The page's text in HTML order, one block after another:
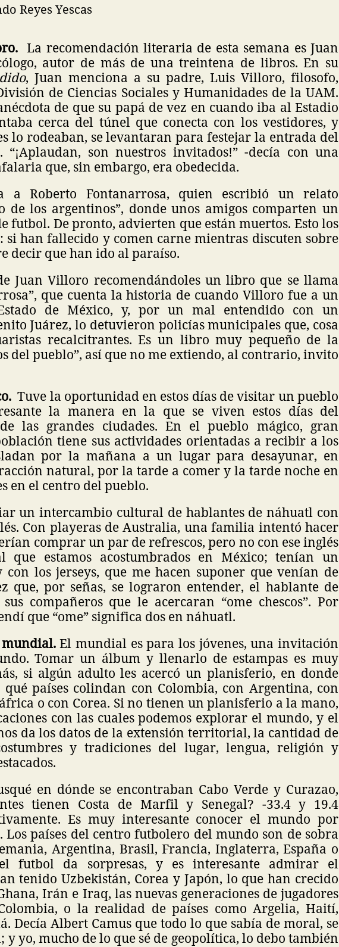
Reyes Yescas
La recomendación literaria de esta semana es Juan
autor de más de una treintena de libros. En su
, Juan menciona a su padre, Luis Villoro, filosofo,
de Ciencias Sociales y Humanidades de la UAM.
de que su papá de vez en cuando iba al Estadio
cerca del túnel que conecta con los vestidores, y
lo rodeaban, se levantaran para festejar la entrada del
“¡Aplaudan, son nuestros invitados!” -decía con una
que, sin embargo, era obedecida.
a Roberto Fontanarrosa, quien escribió un relato
de los argentinos”, donde unos amigos comparten un
futbol. De pronto, advierten que están muertos. Esto los
si han fallecido y comen carne mientras discuten sobre
decir que han ido al paraíso.
Juan Villoro recomendándoles un libro que se llama
que cuenta la historia de cuando Villoro fue a un
de México, y, por un mal entendido con un
Juárez, lo detuvieron policías municipales que, cosa
recalcitrantes. Es un libro muy pequeño de la
del pueblo”, así que no me extiendo, al contrario, invito
Tuve la oportunidad en estos días de visitar un pueblo
la manera en la que se viven estos días del
las grandes ciudades. En el pueblo mágico, gran
tiene sus actividades orientadas a recibir a los
por la mañana a un lugar para desayunar, en
natural, por la tarde a comer y la tarde noche en
en el centro del pueblo.
un intercambio cultural de hablantes de náhuatl con
Con playeras de Australia, una familia intentó hacer
comprar un par de refrescos, pero no con ese inglés
que estamos acostumbrados en México; tenían un
con los jerseys, que me hacen suponer que venían de
que, por señas, se lograron entender, el hablante de
compañeros que le acercaran “ome chescos”. Por
que “ome” significa dos en náhuatl.
mundial.El mundial es para los jóvenes, una invitación
Tomar un álbum y llenarlo de estampas es muy
si algún adulto les acercó un planisferio, en donde
países colindan con Colombia, con Argentina, con
o con Corea. Si no tienen un planisferio a la mano,
con las cuales podemos explorar el mundo, y el
da los datos de la extensión territorial, la cantidad de
y tradiciones del lugar, lengua, religión y
en dónde se encontraban Cabo Verde y Curazao,
tienen Costa de Marfil y Senegal? -33.4 y 19.4
Es muy interesante conocer el mundo por
países del centro futbolero del mundo son de sobra
Argentina, Brasil, Francia, Inglaterra, España o
futbol da sorpresas, y es interesante admirar el
tenido Uzbekistán, Corea y Japón, lo que han crecido
Irán e Iraq, las nuevas generaciones de jugadores
o la realidad de países como Argelia, Haití,
Decía Albert Camus que todo lo que sabía de moral, se
yo, mucho de lo que sé de geopolítica, lo debo también